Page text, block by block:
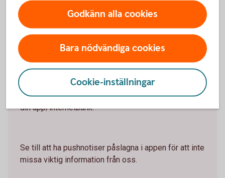
Boka tid
Här kan du enkelt boka tid för möten och rådgivning i
din app/internetbank.
Se till att ha pushnotiser påslagna i appen för att inte
missa viktig information från oss.
Godkänn alla cookies
Bara nödvändiga cookies
Cookie-inställningar